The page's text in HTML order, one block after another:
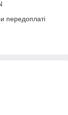
передоплаті